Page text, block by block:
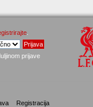
prijave
Registracija